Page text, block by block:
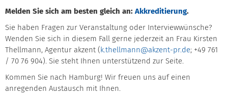
Melden Sie sich am besten gleich an: Akkreditierung.
Sie haben Fragen zur Veranstaltung oder Interviewwünsche?
Wenden Sie sich in diesem Fall gerne jederzeit an Frau Kirsten
Thellmann, Agentur akzent ( k.thellmann@akzent-pr.de; +49 761
/ 70 76 904). Sie steht Ihnen unterstützend zur Seite.
Kommen Sie nach Hamburg! Wir freuen uns auf einen
anregenden Austausch mit Ihnen.